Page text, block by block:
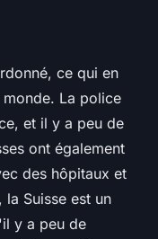
ce qui en
La police
et il y a peu de
ont également
des hôpitaux et
Suisse est un
y a peu de